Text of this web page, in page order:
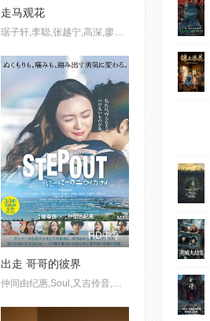
走马观花
HD中字
出走 哥哥的彼界